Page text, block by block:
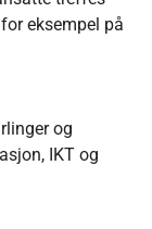
eksempel på
og
IKT og